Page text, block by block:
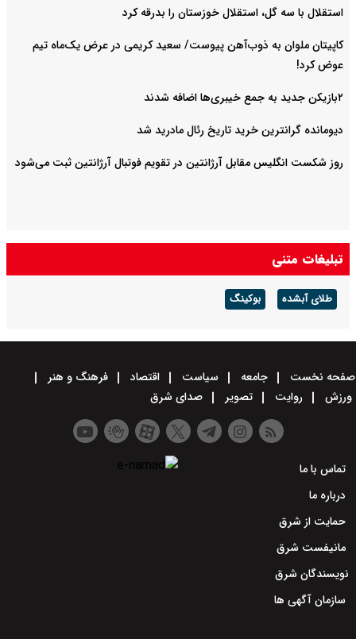
استقلال با سه گل، استقلال خوزستان را بدرقه کرد
کاپیتان ملوان به ذوب‌آهن پیوست/ سعید کریمی در عرض یک‌ماه تیم
عوض کرد!
۲بازیکن جدید به جمع خیبری‌ها اضافه شدند
دیومانده گرانترین خرید تاریخ رئال مادرید شد
روز شکست انگلیس مقابل آرژانتین در تقویم فوتبال آرژانتین ثبت می‌شود
تبلیغات متنی
طلای آبشده بوکینگ
صفحه نخست جامعه سیاست اقتصاد
فرهنگ و هنر
ورزش
روایت تصویر صدای شرق
تماس با ما
درباره ما
حمایت از شرق
مانیفست شرق
نویسندگان شرق
سازمان آگهی ها